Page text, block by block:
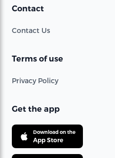
Contact
Contact Us
Terms of use
Privacy Policy
Get the app
Download on the
App Store